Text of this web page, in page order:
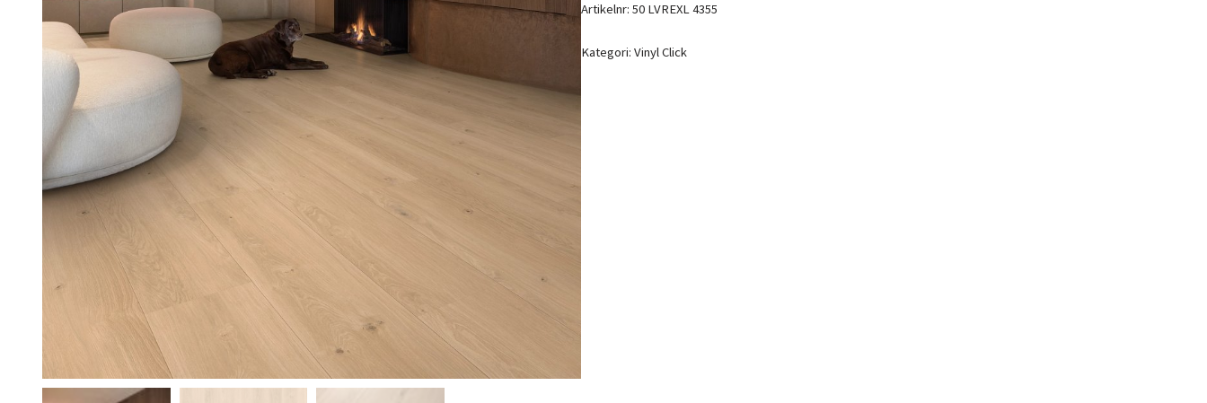
Artikelnr: 50 LVREXL 4355
Kategori: Vinyl Click